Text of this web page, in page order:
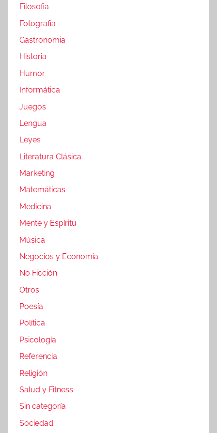
Filosofia
Fotografia
Gastronomia
Historia
Humor
Informática
Juegos
Lengua
Leyes
Literatura Clásica
Marketing
Matemáticas
Medicina
Mente y Espíritu
Música
Negocios y Economia
No Ficción
Otros
Poesía
Política
Psicología
Referencia
Religión
Salud y Fitness
Sin categoría
Sociedad